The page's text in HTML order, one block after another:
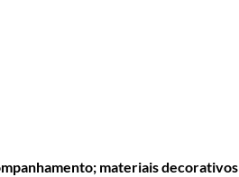
materiais decorativos